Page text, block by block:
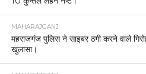
Post Views:1,119
RELATED ITEMS: